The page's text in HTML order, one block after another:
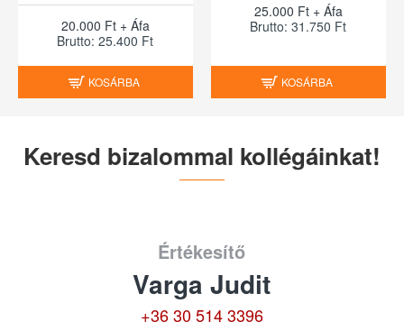
20.000 Ft + Áfa
Brutto: 25.400 Ft
KOSÁRBA
25.000 Ft + Áfa
Brutto: 31.750 Ft
KOSÁRBA
Keresd bizalommal kollégáinkat!
Értékesítő
Varga Judit
+36 30 514 3396